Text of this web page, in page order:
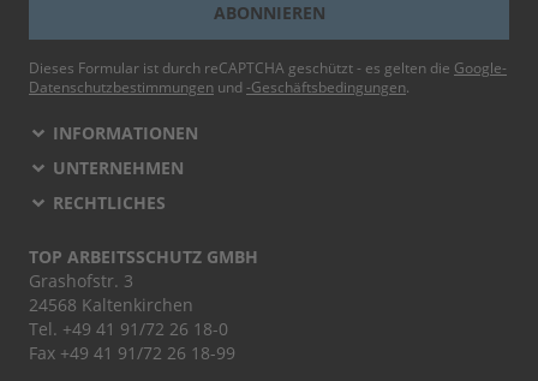
ABONNIEREN
Dieses Formular ist durch reCAPTCHA geschützt - es gelten die Google-
Datenschutzbestimmungen und -Geschäftsbedingungen.
INFORMATIONEN
UNTERNEHMEN
RECHTLICHES
TOP ARBEITSSCHUTZ GMBH
Grashofstr. 3
24568 Kaltenkirchen
Tel. +49 41 91/72 26 18-0
Fax +49 41 91/72 26 18-99